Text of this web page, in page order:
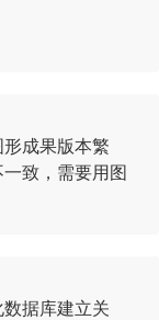
成果版本繁
致，需要用图
据库建立关